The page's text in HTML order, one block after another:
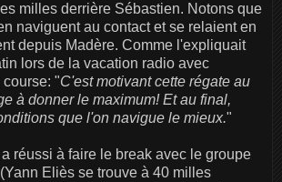
milles derrière Sébastien. Notons que
naviguent au contact et se relaient en
depuis Madère. Comme l'expliquait
lors de la vacation radio avec
course: "C'est motivant cette régate au
à donner le maximum! Et au final,
que l'on navigue le mieux."
réussi à faire le break avec le groupe
Eliès se trouve à 40 milles